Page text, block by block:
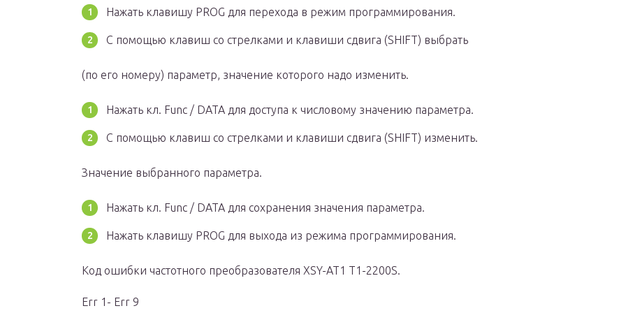
Нажать клавишу PROG для перехода в режим программирования.
С помощью клавиш со стрелками и клавиши сдвига (SHIFT) выбрать
(по его номеру) параметр, значение которого надо изменить.
Нажать кл. Func / DATA для доступа к числовому значению параметра.
С помощью клавиш со стрелками и клавиши сдвига (SHIFT) изменить.
Значение выбранного параметра.
Нажать кл. Func / DATA для сохранения значения параметра.
Нажать клавишу PROG для выхода из режима программирования.
Код ошибки частотного преобразователя XSY-AT1 T1-2200S.
Err 1- Err 9